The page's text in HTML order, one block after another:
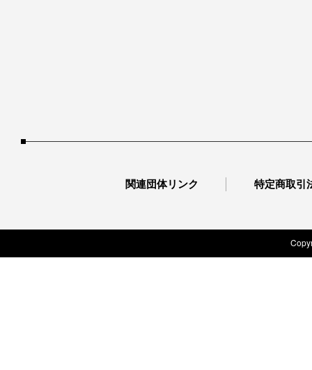
関連団体リンク 特定商取引